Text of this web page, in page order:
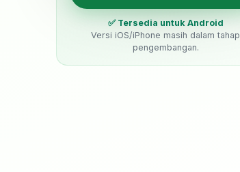
✅ Tersedia untuk Android
Versi iOS/iPhone masih dalam tahap
pengembangan.